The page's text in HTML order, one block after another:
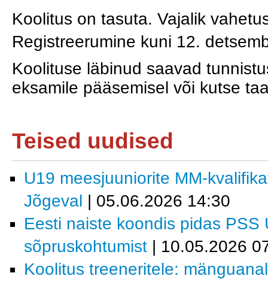
Koolitus on tasuta. Vajalik
Registreerumine kuni 12.
Koolituse läbinud saavad
eksamile pääsemisel või kutse
Teised uudised
U19 meesjuuniorite MM-
Jõgeval | 05.06.2026 14:30
Eesti naiste koondis pidas
sõpruskohtumist | 10.05.2026
Koolitus treeneritele: